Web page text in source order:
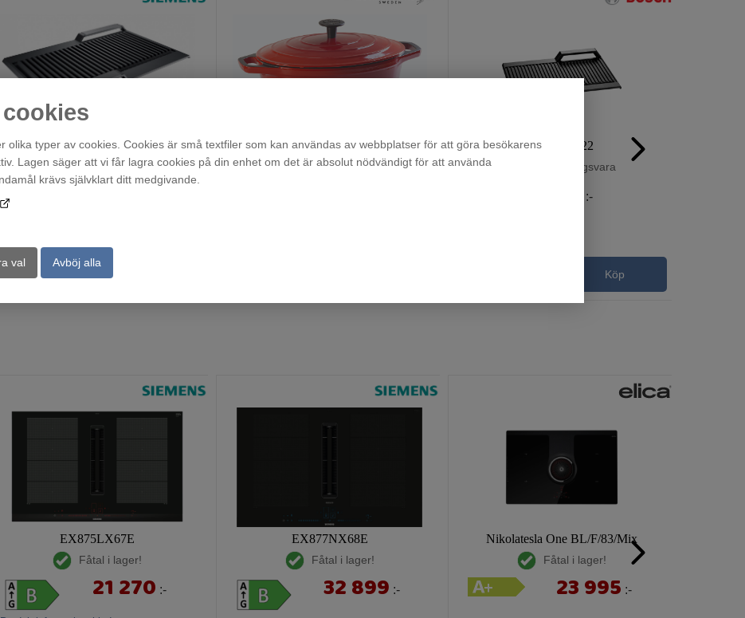
olika typer av cookies. Cookies är små textfiler som kan användas av webbplatser för att göra besökarens
Lagen säger att vi får lagra cookies på din enhet om det är absolut nödvändigt för att använda
krävs självklart ditt medgivande.
val Avböj alla
HZ390522
Beställningsvara
1 890
Ronneby Bruk Maestro Emaljerad oval gryta 373294
Beställningsvara
HEZ390522
Beställningsvara
:-
Köp
EX875LX67E
Fåtal i lager!
21 270 :-
EX877NX68E
Fåtal i lager!
32 899 :-
Nikolatesla One BL/F/83/Mix
Fåtal i lager!
23 995 :-